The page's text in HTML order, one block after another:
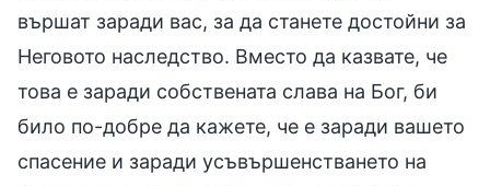
вършат заради вас, за да станете достойни за
Неговото наследство. Вместо да казвате, че
това е заради собствената слава на Бог, би
било по-добре да кажете, че е заради вашето
спасение и заради усъвършенстването на